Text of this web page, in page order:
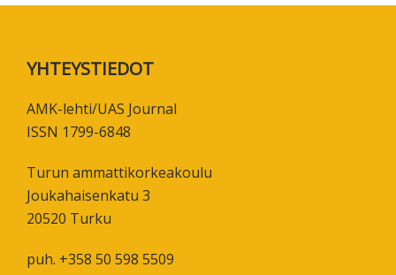
Footer
YHTEYSTIEDOT
AMK-lehti/UAS Journal
ISSN 1799-6848
Turun ammattikorkeakoulu
Joukahaisenkatu 3
20520 Turku
puh. +358 50 598 5509